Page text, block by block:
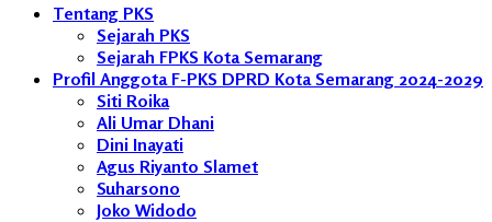
Tentang PKS
Sejarah PKS
Sejarah FPKS Kota Semarang
Profil Anggota F-PKS DPRD Kota Semarang 2024-2029
Siti Roika
Ali Umar Dhani
Dini Inayati
Agus Riyanto Slamet
Suharsono
Joko Widodo